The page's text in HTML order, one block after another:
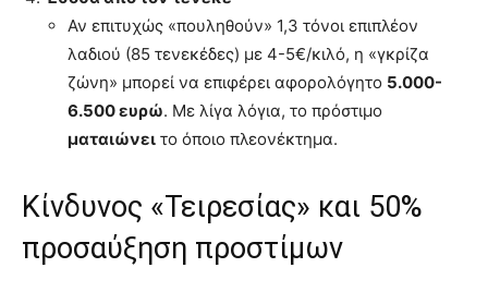
Αν επιτυχώς «πουληθούν» 1,3 τόνοι επιπλέον
λαδιού (85 τενεκέδες) με 4-5€/κιλό, η «γκρίζα
ζώνη» μπορεί να επιφέρει αφορολόγητο 5.000-
6.500 ευρώ. Με λίγα λόγια, το πρόστιμο
ματαιώνει το όποιο πλεονέκτημα.
Κίνδυνος «Τειρεσίας» και 50%
προσαύξηση προστίμων